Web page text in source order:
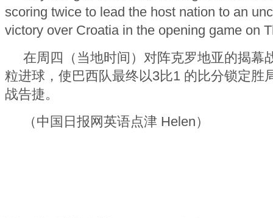
scoring twice to lead the host nation to an
victory over Croatia in the opening game on
在周四（当地时间）对阵克罗地亚的揭幕
粒进球，使巴西队最终以3比1 的比分锁定胜
战告捷。
（中国日报网英语点津 Helen）